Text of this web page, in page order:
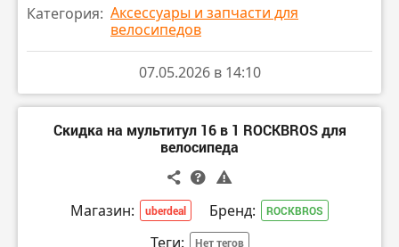
Категория: Аксессуары и запчасти для
велосипедов
07.05.2026 в 14:10
Скидка на мультитул 16 в 1 ROCKBROS для
велосипеда
Магазин: uberdeal Бренд: ROCKBROS
Теги: Нет тегов